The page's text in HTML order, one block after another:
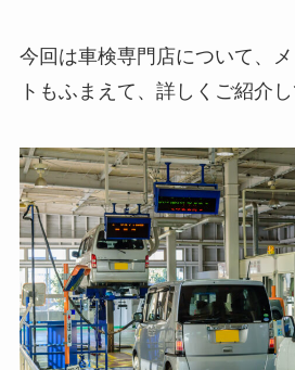
今回は車検専門店について、
トもふまえて、詳しくご紹介し